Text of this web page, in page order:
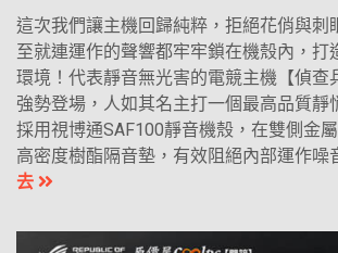
這次我們讓主機回歸純粹，拒絕花俏與刺
至就連運作的聲響都牢牢鎖在機殼內，打
環境！代表靜音無光害的電競主機【偵查
強勢登場，人如其名主打一個最高品質靜
採用視博通SAF100靜音機殼，在雙側金
高密度樹酯隔音墊，有效阻絕內部運作噪
去